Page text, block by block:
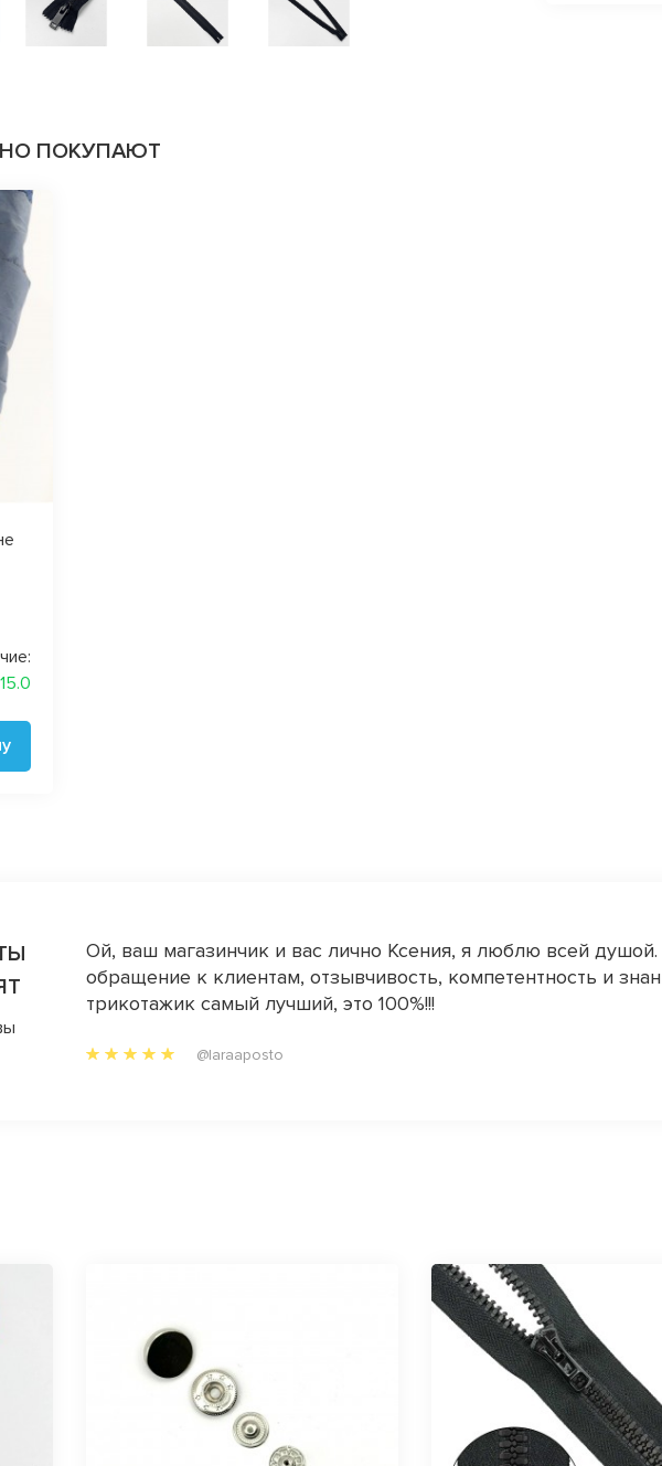
ПОКУПАЮТ
15.0
вас
ещё
Ой, ваш магазинчик и вас лично Ксения, я люблю всей душой.
обращение к клиентам, отзывчивость, компетентность и
трикотажик самый лучший, это 100%!!!
@laraaposto